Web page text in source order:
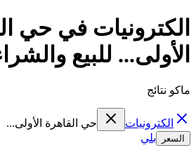
الكترونيات في حي
الأولى... للبيع
ماكو نتائج
الكترونيات حي القاهرة الأولى...
السعر بلي